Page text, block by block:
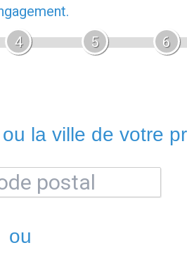
4 5 6
la ville de votre
ou